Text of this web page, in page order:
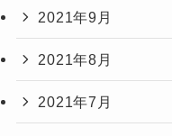
2021年9月
2021年8月
2021年7月